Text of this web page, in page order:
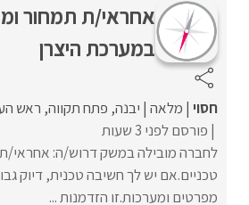
אחראי/ת תמחור
במערכת היצרן
חסוי מלאה יבנה פתח תקווה ראש
פורסם לפני 3 שעות
לחברה מובילה במשק דרוש/ה: אחראי/
טכניים.אם יש לך חשיבה טכנית, דיוק
מפרטים ומערכות.זו הזדמנות ...